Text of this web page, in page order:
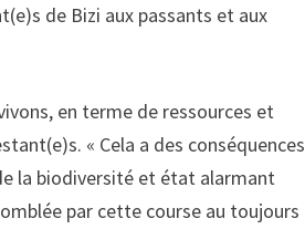
de Bizi aux passants et aux
en terme de ressources et
« Cela a des conséquences
la biodiversité et état alarmant
par cette course au toujours